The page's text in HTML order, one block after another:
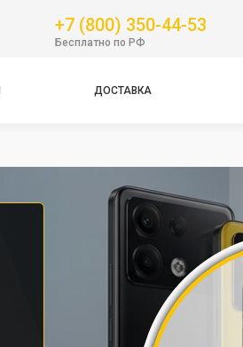
+7 (800) 350-44-53
Бесплатно по РФ
ДОСТАВКА